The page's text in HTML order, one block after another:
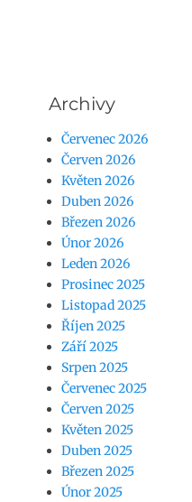
Archivy
Červenec 2026
Červen 2026
Květen 2026
Duben 2026
Březen 2026
Únor 2026
Leden 2026
Prosinec 2025
Listopad 2025
Říjen 2025
Září 2025
Srpen 2025
Červenec 2025
Červen 2025
Květen 2025
Duben 2025
Březen 2025
Únor 2025